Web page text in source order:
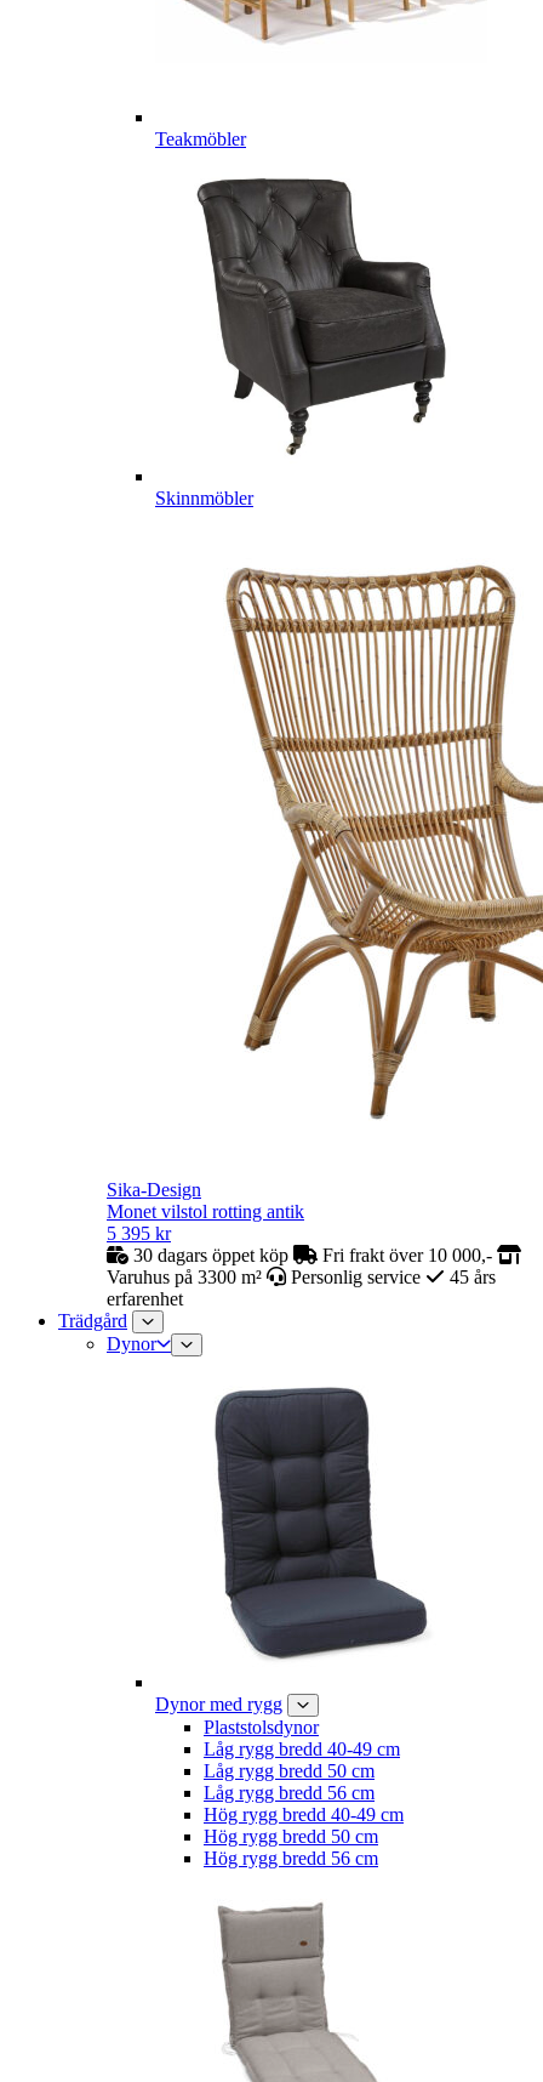
Teakmöbler
Skinnmöbler
Sika-Design
Monet vilstol rotting antik
5 395 kr
30 dagars öppet köp
Fri frakt över 10 000,-
Varuhus på 3300 m²
Personlig service
45 års
erfarenhet
Trädgård
Dynor
Dynor med rygg
Plaststolsdynor
Låg rygg bredd 40-49 cm
Låg rygg bredd 50 cm
Låg rygg bredd 56 cm
Hög rygg bredd 40-49 cm
Hög rygg bredd 50 cm
Hög rygg bredd 56 cm